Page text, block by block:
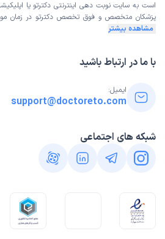
است به سایت نوبت دهی اینترنتی دکترتو یا
پزشکان متخصص و فوق تخصص دکترتو در زمان
مشاهده بیشتر
با ما در ارتباط باشید
ایمیل:
support@doctoreto.com
شبکه های اجتماعی